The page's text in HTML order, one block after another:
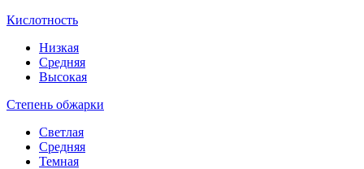
Кислотность
Низкая
Средняя
Высокая
Степень обжарки
Светлая
Средняя
Темная